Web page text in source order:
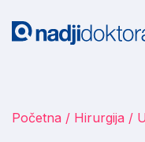
Početna Hirurgija